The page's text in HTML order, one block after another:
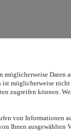
Daten
möglicherweise
zugreifen können.
von Informationen
Ihnen ausgewählten